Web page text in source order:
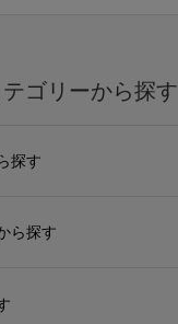
ゴリーから探す
探す
ら探す